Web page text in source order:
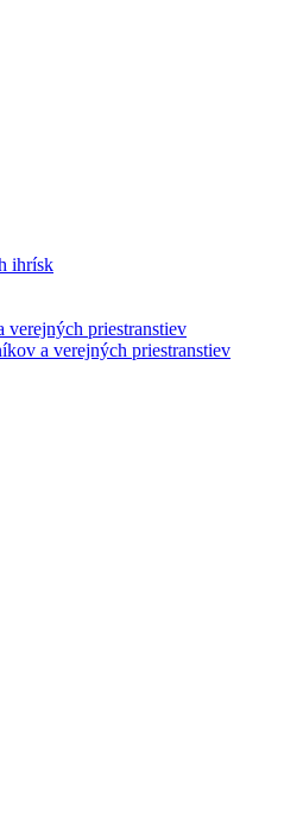
ihrísk
priestranstiev
a verejných priestranstiev